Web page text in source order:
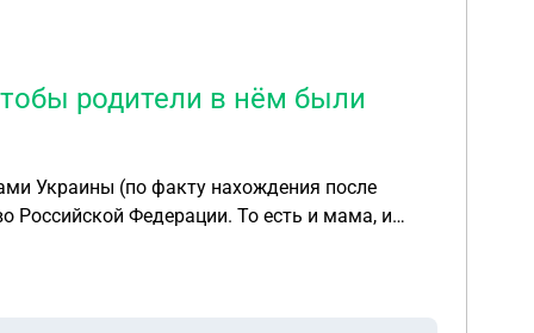
родители в нём были
и